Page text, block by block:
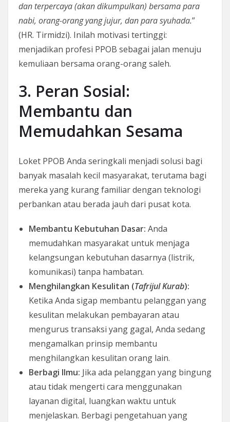
dan terpercaya (akan dikumpulkan) bersama para
nabi, orang-orang yang jujur, dan para syuhada.”
(HR. Tirmidzi). Inilah motivasi tertinggi:
menjadikan profesi PPOB sebagai jalan menuju
kemuliaan bersama orang-orang saleh.
3. Peran Sosial:
Membantu dan
Memudahkan Sesama
Loket PPOB Anda seringkali menjadi solusi bagi
banyak masalah kecil masyarakat, terutama bagi
mereka yang kurang familiar dengan teknologi
perbankan atau berada jauh dari pusat kota.
Membantu Kebutuhan Dasar: Anda
memudahkan masyarakat untuk menjaga
kelangsungan kebutuhan dasarnya (listrik,
komunikasi) tanpa hambatan.
Menghilangkan Kesulitan (Tafrijul Kurab):
Ketika Anda sigap membantu pelanggan yang
kesulitan melakukan pembayaran atau
mengurus transaksi yang gagal, Anda sedang
mengamalkan prinsip membantu
menghilangkan kesulitan orang lain.
Berbagi Ilmu: Jika ada pelanggan yang bingung
atau tidak mengerti cara menggunakan
layanan digital, luangkan waktu untuk
menjelaskan. Berbagi pengetahuan yang